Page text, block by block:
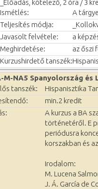
_Előadás, kötelező, 2 óra / 3
Ismétlés:
A
Teljesítés módja:
Javasolt felvétele:
a
Meghirdetése:
az őszi
Kurzushirdető tanszék:
M-NA5 Spanyolország
tanszék:
Hispanisztika
min.2 kredit
A kurzus a BA
történetéről. E
periódusra
korszakban és
Irodalom:
M. Lucena
J. Á. García de